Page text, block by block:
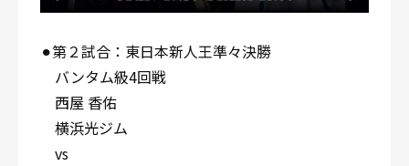
⚫︎第２試合：東日本新人王準々決勝
バンタム級4回戦
西屋 香佑
横浜光ジム
vs